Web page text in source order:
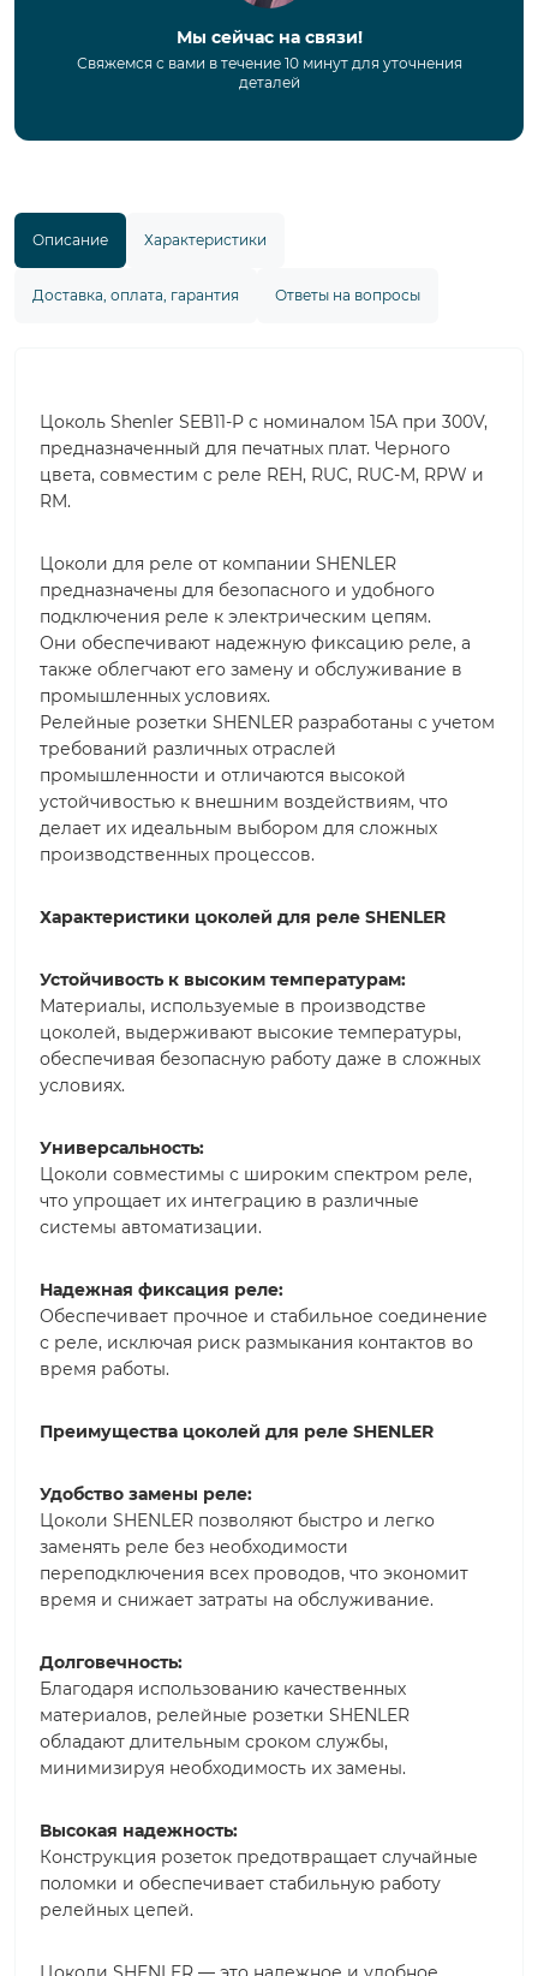
Мы сейчас на связи!
Свяжемся с вами в течение 10 минут для уточнения
деталей
Описание Характеристики
Доставка, оплата, гарантия Ответы на вопросы
Цоколь Shenler SEB11-P с номиналом 15A при 300V,
предназначенный для печатных плат. Черного
цвета, совместим с реле REH, RUC, RUC-M, RPW и
RM.
Цоколи для реле от компании SHENLER
предназначены для безопасного и удобного
подключения реле к электрическим цепям.
Они обеспечивают надежную фиксацию реле, а
также облегчают его замену и обслуживание в
промышленных условиях.
Релейные розетки SHENLER разработаны с учетом
требований различных отраслей
промышленности и отличаются высокой
устойчивостью к внешним воздействиям, что
делает их идеальным выбором для сложных
производственных процессов.
Характеристики цоколей для реле SHENLER
Устойчивость к высоким температурам:
Материалы, используемые в производстве
цоколей, выдерживают высокие температуры,
обеспечивая безопасную работу даже в сложных
условиях.
Универсальность:
Цоколи совместимы с широким спектром реле,
что упрощает их интеграцию в различные
системы автоматизации.
Надежная фиксация реле:
Обеспечивает прочное и стабильное соединение
с реле, исключая риск размыкания контактов во
время работы.
Преимущества цоколей для реле SHENLER
Удобство замены реле:
Цоколи SHENLER позволяют быстро и легко
заменять реле без необходимости
переподключения всех проводов, что экономит
время и снижает затраты на обслуживание.
Долговечность:
Благодаря использованию качественных
материалов, релейные розетки SHENLER
обладают длительным сроком службы,
минимизируя необходимость их замены.
Высокая надежность:
Конструкция розеток предотвращает случайные
поломки и обеспечивает стабильную работу
релейных цепей.